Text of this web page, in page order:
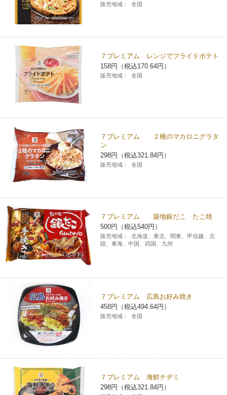
自転車シェアリング（店舗限定）
モバイルバッテリーシェアリング（店舗限定）
モバイルWi-Fiバッテリーシェアリング（店舗限定）
荷物預かりサービス「ecbocloakエクボクローク」（店舗限定）
ソフトバンクギフト
セブン-イレブンの歴史
販売地域： 全国
７プレミアム レンジでフライドポテト
158円（税込170.64円）
販売地域： 全国
７プレミアム ２種のマカロニグラタ
ン
298円（税込321.84円）
販売地域： 全国
７プレミアム 築地銀だこ たこ焼
500円（税込540円）
販売地域：
北海道、東北、関東、甲信越、北
陸、東海、中国、四国、九州
７プレミアム 広島お好み焼き
458円（税込494.64円）
販売地域： 全国
７プレミアム 海鮮チヂミ
298円（税込321.84円）